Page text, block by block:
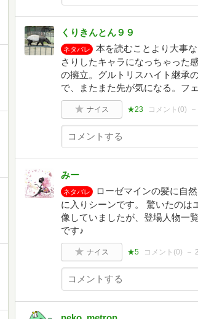
くりきんとん９９
ネタバレ
本を読むことより大事
さりしたキャラになっちゃった
の擁立。グルトリスハイト継承
で、またまた先が気になる。フ
ナイス ★23 コメント(0)
みー
ネタバレ
ローゼマインの髪に自
に入りシーンです。 ​驚いたのは
像していましたが、登場人物一
です♪
ナイス ★5 コメント(0)